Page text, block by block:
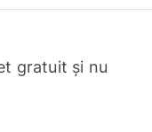
gratuit și nu